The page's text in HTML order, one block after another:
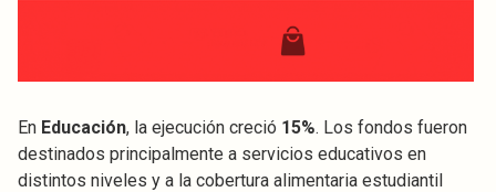
En Educación, la ejecución creció 15%. Los fondos fueron
destinados principalmente a servicios educativos en
distintos niveles y a la cobertura alimentaria estudiantil